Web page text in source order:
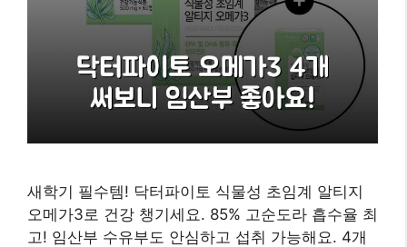
새학기 필수템! 닥터파이토 식물성 초임계 알티지
오메가3로 건강 챙기세요. 85% 고순도라 흡수율 최
고! 임산부 수유부도 안심하고 섭취 가능해요. 4개